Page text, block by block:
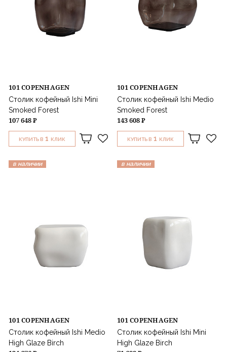
101 COPENHAGEN
Столик кофейный Ishi Mini
Smoked Forest
107 648 ₽
КУПИТЬ В 1 КЛИК
101 COPENHAGEN
Столик кофейный Ishi Medio
Smoked Forest
143 608 ₽
КУПИТЬ В 1 КЛИК
в наличии
101 COPENHAGEN
Столик кофейный Ishi Medio
High Glaze Birch
в наличии
101 COPENHAGEN
Столик кофейный Ishi Mini
High Glaze Birch